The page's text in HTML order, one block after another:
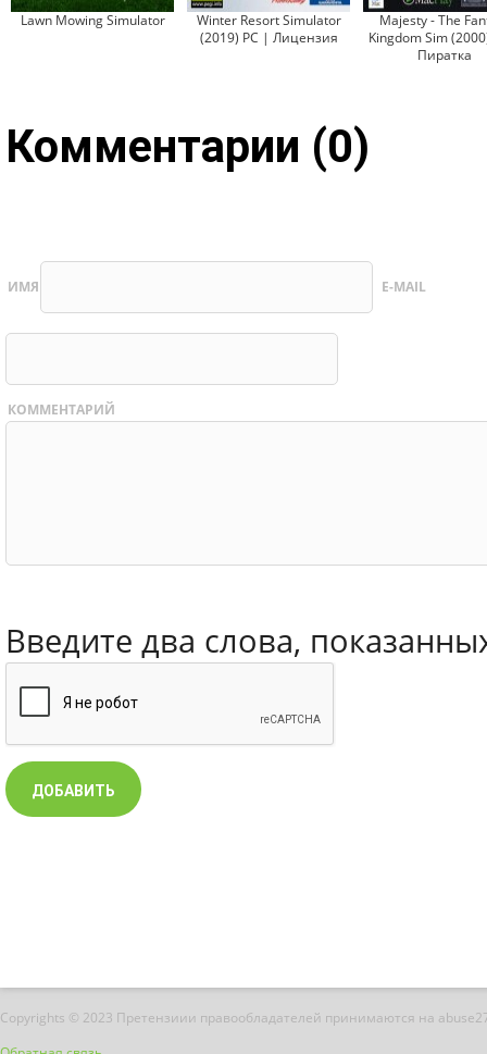
Lawn Mowing Simulator
Winter Resort Simulator
(2019) PC | Лицензия
Majesty - The
Kingdom Sim
Пиратка
Комментарии (0)
ИМЯ E-MAIL
КОММЕНТАРИЙ
Введите два слова,
Copyrights © 2023 Претензиии правообладателей принимаются на